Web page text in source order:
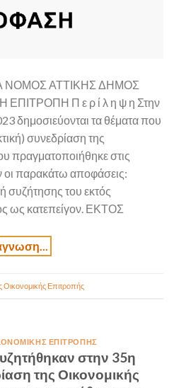
ΝΟΜΟΣ ΑΤΤΙΚΗΣ ΔΗΜΟΣ
Π ε ρ ί λ η ψ η Στην
δημοσιεύονται τα θέματα που
συνεδρίαση της
πραγματοποιήθηκε στις
παρακάτω αποφάσεις:
του εκτός
ως κατεπείγον. ΕΚΤΟΣ
Οικονομικής Επιτροπής
ΕΠΙΤΡΟΠΉΣ
στην 35η
της Οικονομικής